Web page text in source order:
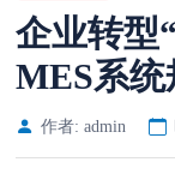
企业转型
MES系统
作者: admin